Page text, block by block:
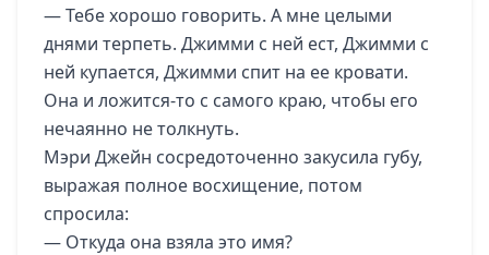
— Тебе хорошо говорить. А мне целыми
днями терпеть. Джимми с ней ест, Джимми с
ней купается, Джимми спит на ее кровати.
Она и ложится-то с самого краю, чтобы его
нечаянно не толкнуть.
Мэри Джейн сосредоточенно закусила губу,
выражая полное восхищение, потом
спросила:
— Откуда она взяла это имя?